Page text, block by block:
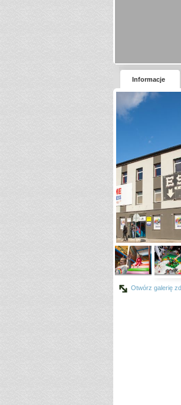
Informacje
Otwórz galerię